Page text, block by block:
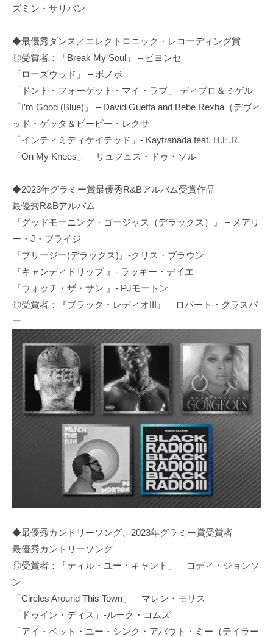
ズミン・サリバン
◆最優秀ダンス／エレクトロニック・レコーディング賞
◎受賞者：「Break My Soul」 – ビヨンセ
「ローズウッド」 – ボノボ
「ドント・フォーゲット・マイ・ラブ」-ディプロ＆ミゲル
「I’m Good (Blue)」 – David Guetta and Bebe Rexha（デヴィ
ッド・ゲッタ＆ビービー・レクサ
「インティミディケイテッド」- Kaytranada feat. H.E.R.
「On My Knees」 – リュフュス・ドゥ・ソル
◆2023年グラミー賞最優秀R&Bアルバム受賞作品
最優秀R&Bアルバム
『グッドモーニング・ゴージャス（デラックス）』 – メアリ
ー・J・ブライジ
『ブリージー(デラックス)』-クリス・ブラウン
『キャンディドリップ 』- ラッキー・デイエ
『ウォッチ・ザ・サン 』- PJモートン
◎受賞者：『ブラック・レディオIII』 – ロバート・グラスパ
ー
◆最優秀カントリーソング、2023年グラミー賞受賞者
最優秀カントリーソング
◎受賞者：「ティル・ユー・キャント」 – コディ・ジョンソ
ン
「Circles Around This Town」 – マレン・モリス
「ドゥイン・ディス」-ルーク・コムズ
「アイ・ベット・ユー・シンク・アバウト・ミー（テイラー